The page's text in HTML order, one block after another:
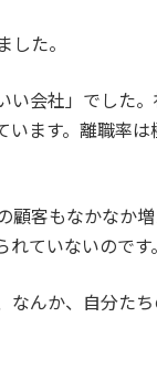
た。
会社」でした
ます。離職率
顧客もなかなか
ていないのです。
なんか、自分た